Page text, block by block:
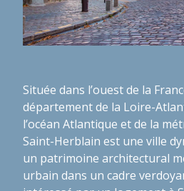
Située dans l’ouest de la
département de la Loire-
l’océan Atlantique et de la
Saint-Herblain est une ville
un patrimoine architectural
urbain dans un cadre